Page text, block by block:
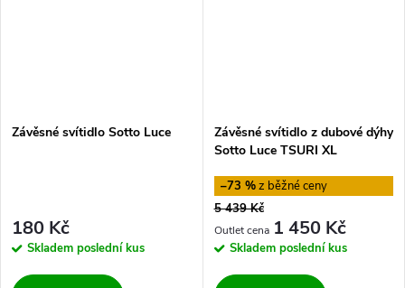
Závěsné svítidlo Sotto Luce
180 Kč
Skladem poslední kus
Závěsné svítidlo z dubové dýhy
Sotto Luce TSURI XL
–73 %
5 439 Kč
1 450 Kč
Skladem poslední kus